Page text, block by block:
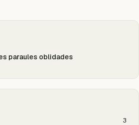
paraules oblidades
3